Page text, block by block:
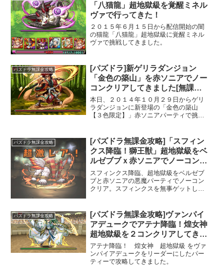
「八猫龍」超地獄級を覚醒ミネル
ヴァで行ってきた！
２０１５年６月１５日から配信開始の闇
の猫龍「八猫龍」超地獄級に覚醒ミネル
ヴァで挑戦してきました。
パズドラ無課金攻略
[パズドラ]新ゲリラダンジョン
「金色の築山」を赤ソニアでノー
コンクリアしてきました[無課金
攻略]
本日、２０１４年１０月２９日からゲリ
ラダンジョンに新登場の「金色の築山
【３色限定】」赤ソニアパーティで挑戦
パズドラ無課金攻略
[パズドラ無課金攻略]「スフィン
クス降臨！獅王獣」超地獄級をベ
ルゼブブｘ赤ソニアでノーコンク
リア！
スフィンクス降臨、超地獄級をベルゼブ
ブと赤ソニアの悪魔パーティでノーコン
クリア。スフィンクスを無事ゲットして
パズドラ無課金攻略
[パズドラ無課金攻略]ヴァンパイ
アデュークでアテナ降臨！煌女神
超地獄級を２コンクリアしてきま
した！
アテナ降臨！ 煌女神 超地獄級 をヴァ
ンパイアデュークをリーダーにしたパー
ティーで攻略してきました。